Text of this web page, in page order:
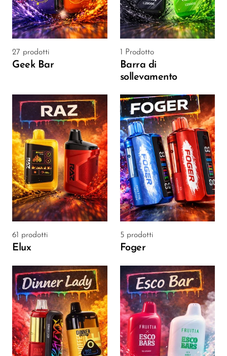
Geek Bar
Glamee
Happy Stiks
Hi-Drip
Hulk Hogan
Humble
Hyde
Hyppe
Hyve
HQD
Ijoy
JNR
Juice Head
KangVAPE
Kado Bar
Kartel Vapes
KROS
27 prodotti
Geek Bar
1 Prodotto
Barra di
sollevamento
61 prodotti
Elux
5 prodotti
Foger